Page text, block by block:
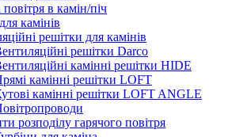
в камін/піч
камінів
решітки для камінів
решітки Darco
камінні решітки HIDE
камінні решітки LOFT
камінні решітки LOFT ANGLE
розподілу гарячого повітря